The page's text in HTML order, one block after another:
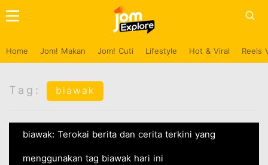
Home Jom! Makan Jom! Cuti Lifestyle Hot & Viral Reels
Tag: biawak
biawak: Terokai berita dan cerita terkini yang
menggunakan tag biawak hari ini